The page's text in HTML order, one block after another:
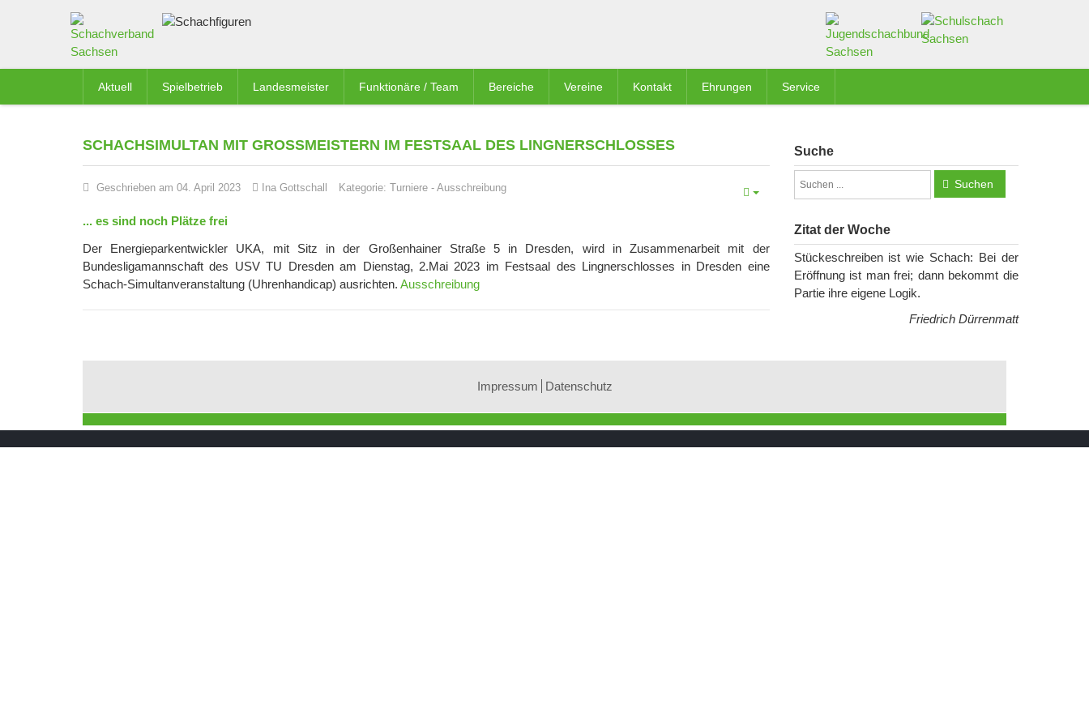
Aktuell Spielbetrieb Landesmeister Funktionäre / Team Bereiche Vereine Kontakt Ehrungen Service
SCHACHSIMULTAN MIT GROSSMEISTERN IM FESTSAAL DES LINGNERSCHLOSSES
Geschrieben am 04. April 2023 Ina Gottschall Kategorie: Turniere - Ausschreibung
... es sind noch Plätze frei
Der Energieparkentwickler UKA, mit Sitz in der Großenhainer Straße 5 in Dresden, wird in Zusammenarbeit mit der
Bundesligamannschaft des USV TU Dresden am Dienstag, 2.Mai 2023 im Festsaal des Lingnerschlosses in Dresden eine
Schach-Simultanveranstaltung (Uhrenhandicap) ausrichten. Ausschreibung
Suche
Suchen
Zitat der Woche
Stückeschreiben ist wie Schach: Bei der
Eröffnung ist man frei; dann bekommt die
Partie ihre eigene Logik.
Friedrich Dürrenmatt
Impressum Datenschutz